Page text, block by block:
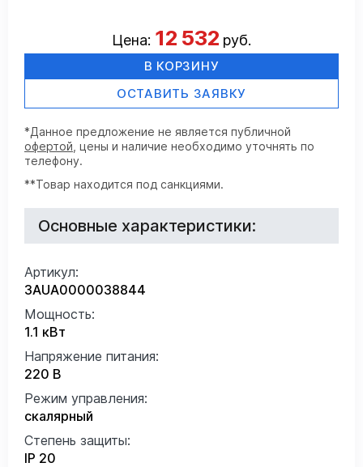
Цена: 12 532 руб.
В КОРЗИНУ
ОСТАВИТЬ ЗАЯВКУ
*Данное предложение не является публичной
офертой , цены и наличие необходимо уточнять по
телефону.
**Товар находится под санкциями.
Основные характеристики:
Артикул:
3AUA0000038844
Мощность:
1.1 кВт
Напряжение питания:
220 В
Режим управления:
скалярный
Степень защиты:
IP 20